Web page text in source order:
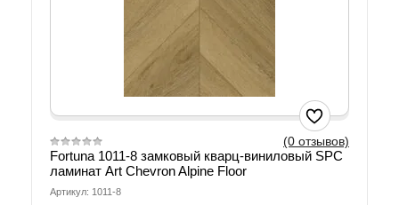
(0 отзывов)
Fortuna 1011-8 замковый кварц-виниловый SPC
ламинат Art Chevron Alpine Floor
Артикул: 1011-8